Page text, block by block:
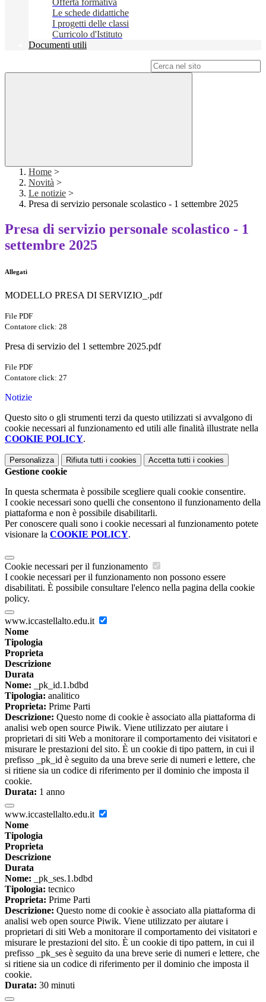
Offerta formativa
Le schede didattiche
I progetti delle classi
Curricolo d'Istituto
Documenti utili
Home >
Novità >
Le notizie >
Presa di servizio personale scolastico - 1 settembre 2025
Presa di servizio personale scolastico - 1
settembre 2025
Allegati
MODELLO PRESA DI SERVIZIO_.pdf
File PDF
Contatore click: 28
Presa di servizio del 1 settembre 2025.pdf
File PDF
Contatore click: 27
Notizie
Questo sito o gli strumenti terzi da questo utilizzati si avvalgono di
cookie necessari al funzionamento ed utili alle finalità illustrate nella
COOKIE POLICY.
Personalizza Rifiuta tutti i cookies Accetta tutti i cookies
Gestione cookie
In questa schermata è possibile scegliere quali cookie consentire.
I cookie necessari sono quelli che consentono il funzionamento della
piattaforma e non è possibile disabilitarli.
Per conoscere quali sono i cookie necessari al funzionamento potete
visionare la COOKIE POLICY.
Cookie necessari per il funzionamento
I cookie necessari per il funzionamento non possono essere
disabilitati. È possibile consultare l'elenco nella pagina della cookie
policy.
www.iccastellalto.edu.it
Nome
Tipologia
Proprieta
Descrizione
Durata
Nome: _pk_id.1.bdbd
Tipologia: analitico
Proprieta: Prime Parti
Descrizione: Questo nome di cookie è associato alla piattaforma di
analisi web open source Piwik. Viene utilizzato per aiutare i
proprietari di siti Web a monitorare il comportamento dei visitatori e
misurare le prestazioni del sito. È un cookie di tipo pattern, in cui il
prefisso _pk_id è seguito da una breve serie di numeri e lettere, che
si ritiene sia un codice di riferimento per il dominio che imposta il
cookie.
Durata: 1 anno
www.iccastellalto.edu.it
Nome
Tipologia
Proprieta
Descrizione
Durata
Nome: _pk_ses.1.bdbd
Tipologia: tecnico
Proprieta: Prime Parti
Descrizione: Questo nome di cookie è associato alla piattaforma di
analisi web open source Piwik. Viene utilizzato per aiutare i
proprietari di siti Web a monitorare il comportamento dei visitatori e
misurare le prestazioni del sito. È un cookie di tipo pattern, in cui il
prefisso _pk_ses è seguito da una breve serie di numeri e lettere, che
si ritiene sia un codice di riferimento per il dominio che imposta il
cookie.
Durata: 30 minuti